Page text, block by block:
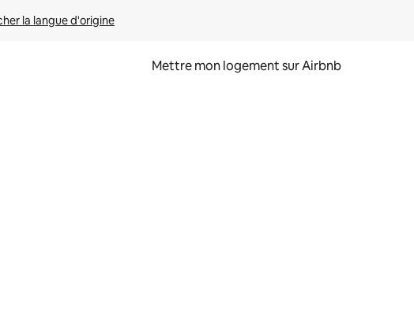
la langue d'origine
Mettre mon logement sur Airbnb
et en faisant glisser.